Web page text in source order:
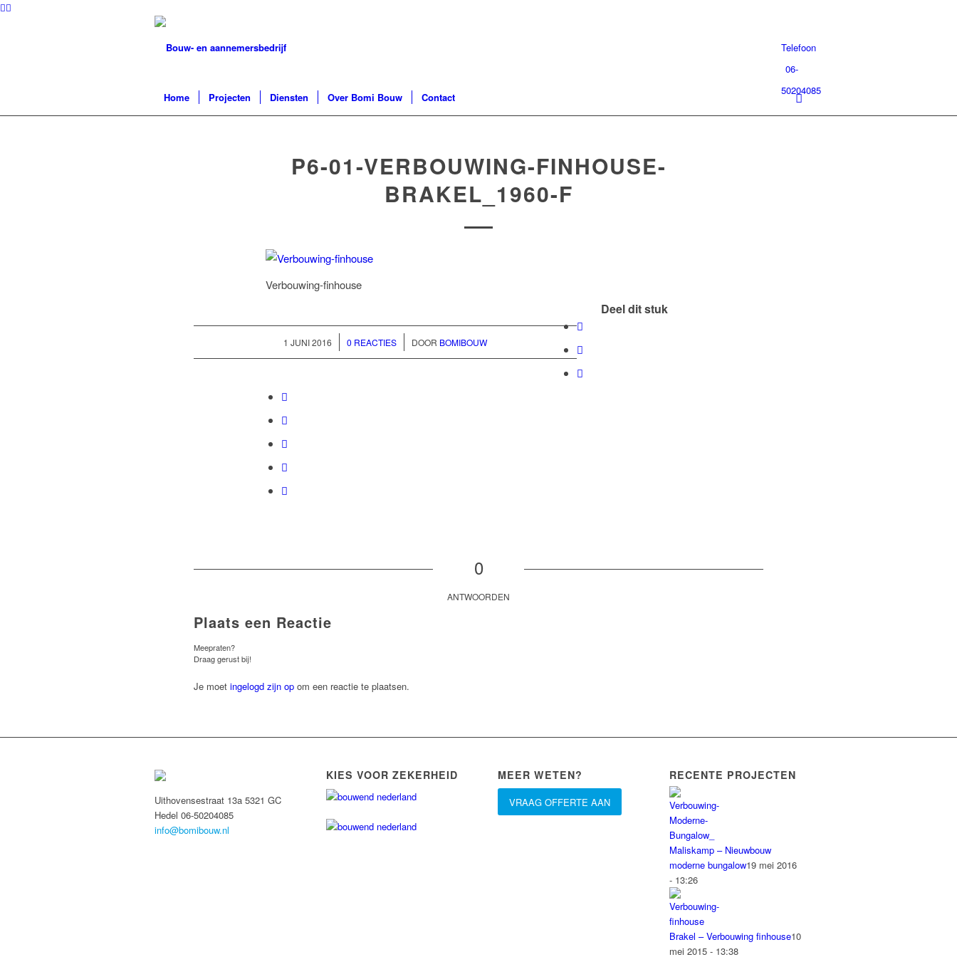
Telefoon
06-
50204085
Home Projecten Diensten Over Bomi Bouw Contact
P6-01-VERBOUWING-FINHOUSE-
BRAKEL_1960-F
Verbouwing-finhouse
1 JUNI 2016
/ 0 REACTIES
/ DOOR BOMIBOUW
Deel dit stuk
0
ANTWOORDEN
Plaats een Reactie
Meepraten?
Draag gerust bij!
Je moet ingelogd zijn op om een reactie te plaatsen.
Uithovensestraat 13a 5321 GC
Hedel 06-50204085
info@bomibouw.nl
KIES VOOR ZEKERHEID MEER WETEN?
VRAAG OFFERTE AAN
RECENTE PROJECTEN
Maliskamp – Nieuwbouw
moderne bungalow19 mei 2016
- 13:26
Brakel – Verbouwing finhouse10
mei 2015 - 13:38